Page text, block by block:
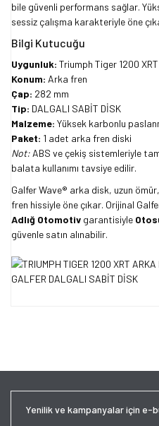
bile güvenli performans sağlar.
sessiz çalışma karakteriyle öne
Bilgi Kutucuğu
Uygunluk: Triumph Tiger 1200
Konum: Arka fren
Çap: 282 mm
Tip: DALGALI SABİT DİSK
Malzeme: Yüksek karbonlu
Paket: 1 adet arka fren diski
Not: ABS ve çekiş sistemleriyle
balata kullanımı tavsiye edilir.
Galfer Wave® arka disk, uzun
fren hissiyle öne çıkar. Orijinal
Adlığ Otomotiv garantisiyle
güvenle satın alınabilir.
Ürün açıklamasında eksik